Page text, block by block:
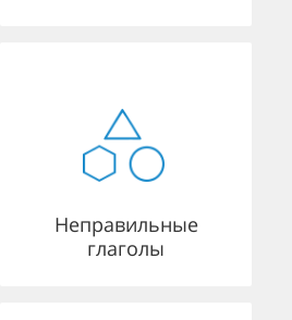
Неправильные
глаголы